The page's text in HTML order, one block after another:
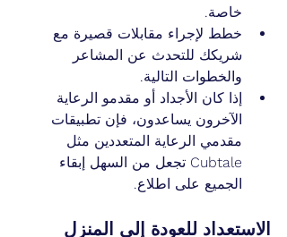
خاصة.
خطط لإجراء مقابلات قصيرة مع
شريكك للتحدث عن المشاعر
والخطوات التالية.
إذا كان الأجداد أو مقدمو الرعاية
الآخرون يساعدون، فإن تطبيقات
مقدمي الرعاية المتعددين مثل
Cubtale تجعل من السهل إبقاء
الجميع على اطلاع.
الاستعداد للعودة إلى المنزل